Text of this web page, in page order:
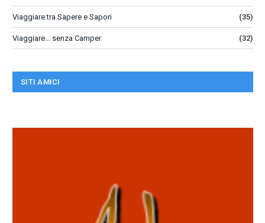
Viaggiare tra Sapere e Sapori (35)
Viaggiare… senza Camper (32)
SITI AMICI